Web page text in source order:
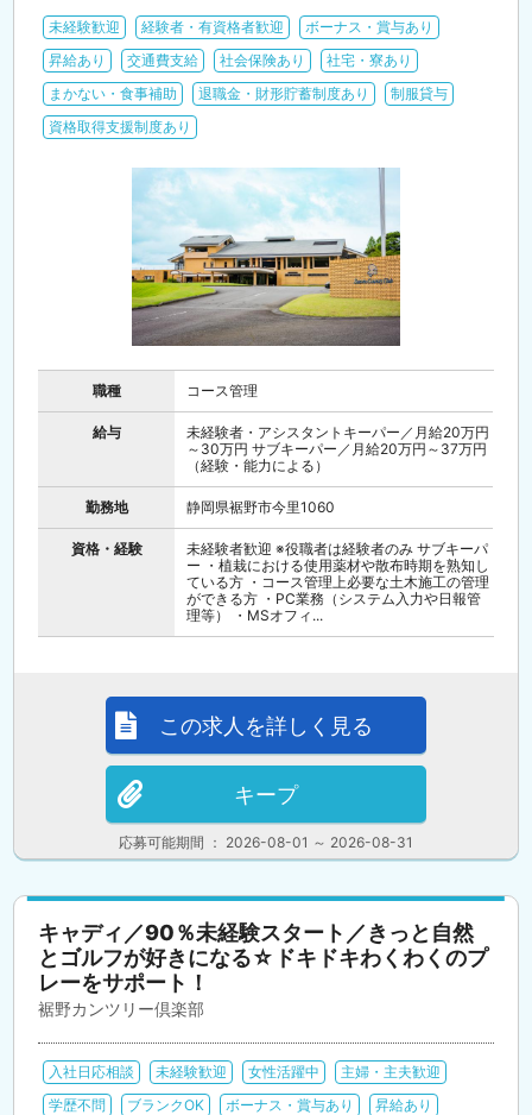
未経験歓迎 経験者・有資格者歓迎
ボーナス・賞与あり
昇給あり
交通費支給 社会保険あり
社宅・寮あり
まかない・食事補助
退職金・財形貯蓄制度あり
制服貸与
資格取得支援制度あり
職種 コース管理
給与
未経験者・アシスタントキーパー／月給20万円
～30万円 サブキーパー／月給20万円～37万円
（経験・能力による）
勤務地 静岡県裾野市今里1060
資格・経験
未経験者歓迎 ※役職者は経験者のみ サブキーパ
ー ・植栽における使用薬材や散布時期を熟知し
ている方 ・コース管理上必要な土木施工の管理
ができる方 ・PC業務（システム入力や日報管
理等） ・MSオフィ...
応募可能期間 ： 2026-08-01 ～ 2026-08-31
この求人を詳しく見る
キープ
キャディ／90％未経験スタート／きっと自然
とゴルフが好きになる☆ドキドキわくわくのプ
レーをサポート！
裾野カンツリー倶楽部
入社日応相談 未経験歓迎 女性活躍中
主婦・主夫歓迎
学歴不問
ブランクOK ボーナス・賞与あり
昇給あり